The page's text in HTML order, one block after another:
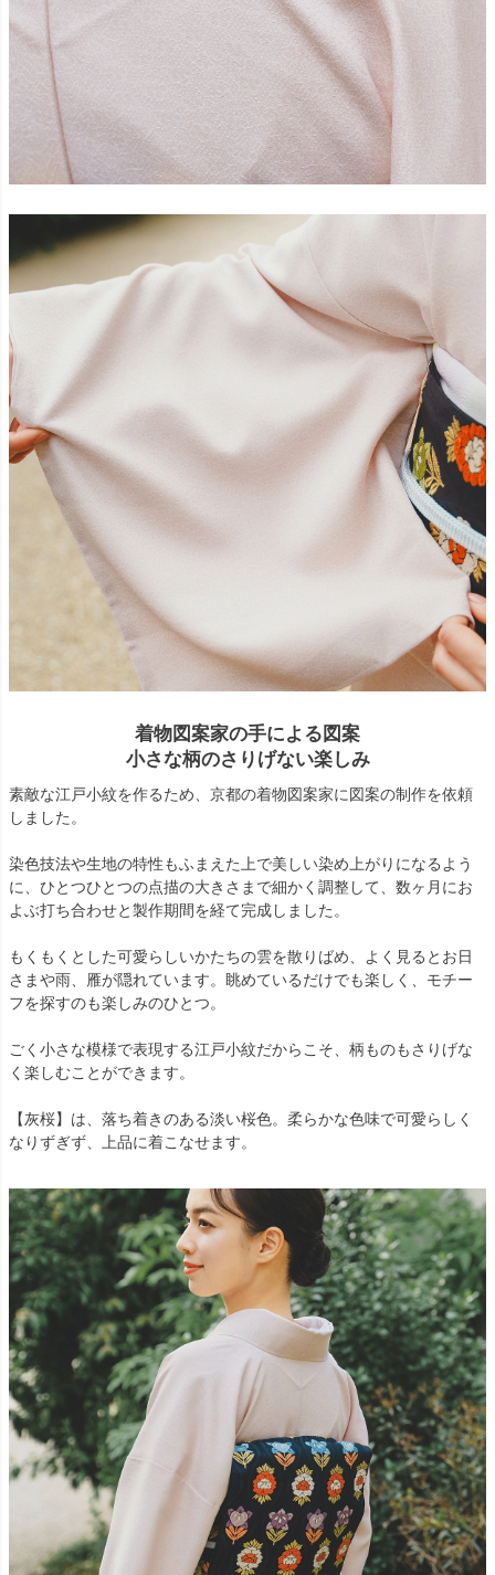
着物図案家の手による図案
小さな柄のさりげない楽しみ
素敵な江戸小紋を作るため、京都の着物図案家に図案の制作を依頼
しました。
染色技法や生地の特性もふまえた上で美しい染め上がりになるよう
に、ひとつひとつの点描の大きさまで細かく調整して、数ヶ月にお
よぶ打ち合わせと製作期間を経て完成しました。
もくもくとした可愛らしいかたちの雲を散りばめ、よく見るとお日
さまや雨、雁が隠れています。眺めているだけでも楽しく、モチー
フを探すのも楽しみのひとつ。
ごく小さな模様で表現する江戸小紋だからこそ、柄ものもさりげな
く楽しむことができます。
【灰桜】は、落ち着きのある淡い桜色。柔らかな色味で可愛らしく
なりずぎず、上品に着こなせます。